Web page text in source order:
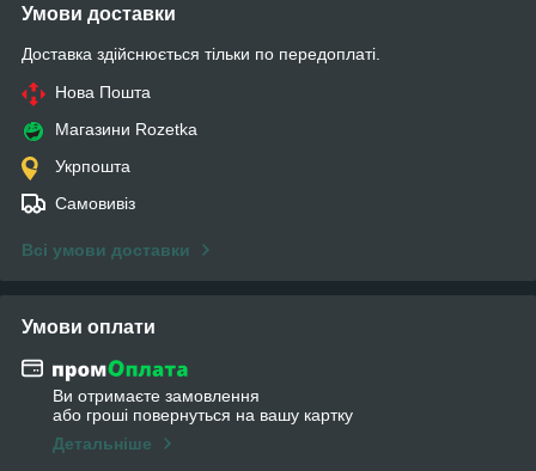
Умови доставки
Доставка здійснюється тільки по передоплаті.
Нова Пошта
Магазини Rozetka
Укрпошта
Самовивіз
Всі умови доставки
Умови оплати
Ви отримаєте замовлення
або гроші повернуться на вашу картку
Детальніше